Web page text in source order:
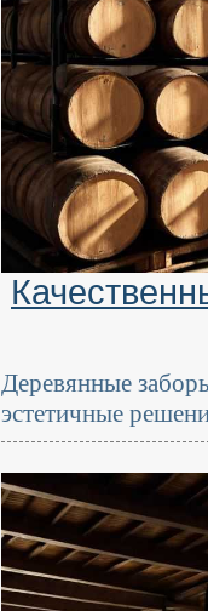
Деревянные
эстетичные